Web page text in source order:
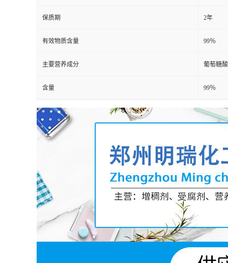
保质期 2年
有效物质含量 99％
主要营养成分 葡萄糖
含量 99％